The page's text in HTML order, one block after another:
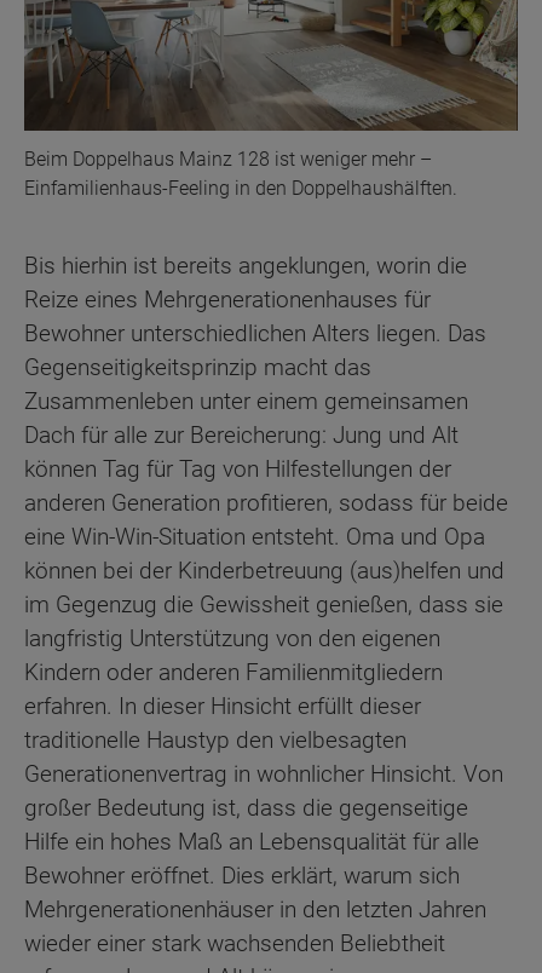
Beim Doppelhaus Mainz 128 ist weniger mehr –
Einfamilienhaus-Feeling in den Doppelhaushälften.
Bis hierhin ist bereits angeklungen, worin die
Reize eines Mehrgenerationenhauses für
Bewohner unterschiedlichen Alters liegen. Das
Gegenseitigkeitsprinzip macht das
Zusammenleben unter einem gemeinsamen
Dach für alle zur Bereicherung: Jung und Alt
können Tag für Tag von Hilfestellungen der
anderen Generation profitieren, sodass für beide
eine Win-Win-Situation entsteht. Oma und Opa
können bei der Kinderbetreuung (aus)helfen und
im Gegenzug die Gewissheit genießen, dass sie
langfristig Unterstützung von den eigenen
Kindern oder anderen Familienmitgliedern
erfahren. In dieser Hinsicht erfüllt dieser
traditionelle Haustyp den vielbesagten
Generationenvertrag in wohnlicher Hinsicht. Von
großer Bedeutung ist, dass die gegenseitige
Hilfe ein hohes Maß an Lebensqualität für alle
Bewohner eröffnet. Dies erklärt, warum sich
Mehrgenerationenhäuser in den letzten Jahren
wieder einer stark wachsenden Beliebtheit